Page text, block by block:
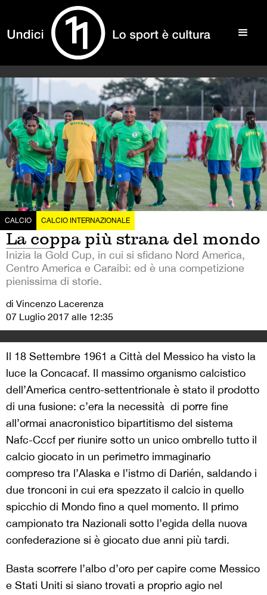
CALCIO CALCIO INTERNAZIONALE
La coppa più strana del mondo
Inizia la Gold Cup, in cui si sfidano Nord America,
Centro America e Caraibi: ed è una competizione
pienissima di storie.
di Vincenzo Lacerenza
07 Luglio 2017 alle 12:35
Il 18 Settembre 1961 a Città del Messico ha visto la
luce la Concacaf. Il massimo organismo calcistico
dell’America centro-settentrionale è stato il prodotto
di una fusione: c’era la necessità di porre fine
all’ormai anacronistico bipartitismo del sistema
Nafc-Cccf per riunire sotto un unico ombrello tutto il
calcio giocato in un perimetro immaginario
compreso tra l’Alaska e l’istmo di Darién, saldando i
due tronconi in cui era spezzato il calcio in quello
spicchio di Mondo fino a quel momento. Il primo
campionato tra Nazionali sotto l’egida della nuova
confederazione si è giocato due anni più tardi.
Basta scorrere l’albo d’oro per capire come Messico
e Stati Uniti si siano trovati a proprio agio nel